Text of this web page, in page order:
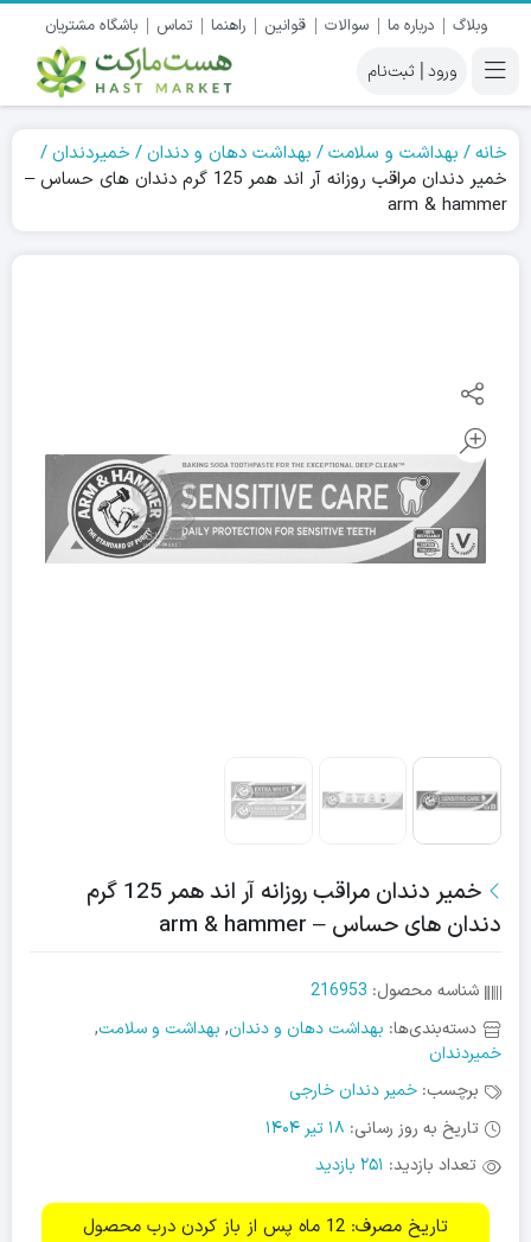
وبلاگ درباره ما سوالات قوانین راهنما تماس باشگاه مشتریان
|
خانه بهداشت و سلامت بهداشت دهان و دندان
خمیردندان
خمیر دندان مراقب روزانه آر اند همر 125 گرم دندان های حساس –
arm & hammer
خمیر دندان مراقب روزانه آر اند همر 125 گرم
دندان های حساس – arm & hammer
شناسه محصول: 216953
دسته‌بندی‌ها: بهداشت دهان و دندان, بهداشت و سلامت,
خمیردندان
برچسب: خمیر دندان خارجی
تاریخ به روز رسانی: 18 تیر 1404
تعداد بازدید: 251 بازدید
تاریخ مصرف: 12 ماه پس از باز کردن درب محصول